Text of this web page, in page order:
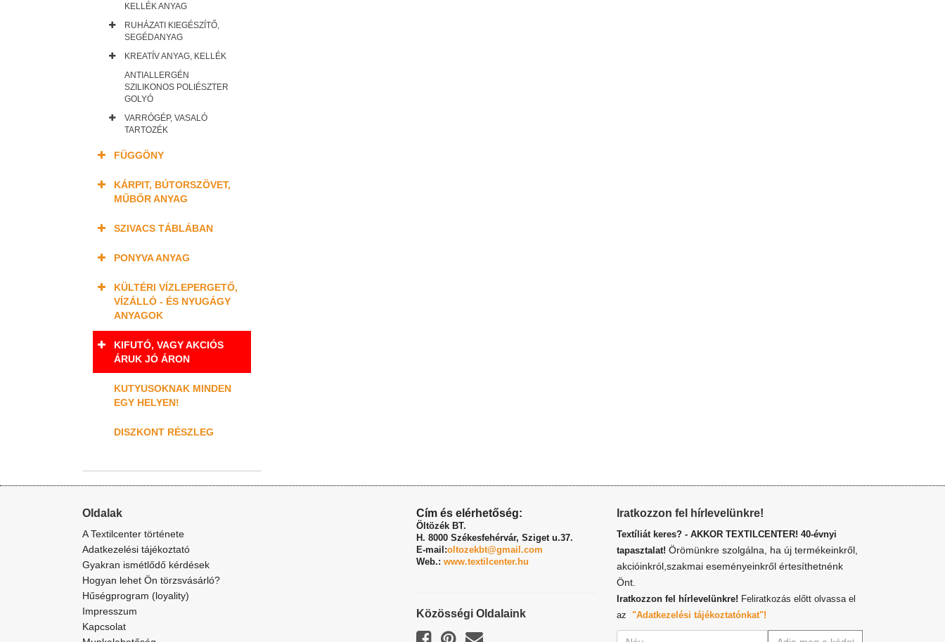
KELLÉK ANYAG
RUHÁZATI KIEGÉSZÍTŐ,
SEGÉDANYAG
KREATÍV ANYAG, KELLÉK
ANTIALLERGÉN
SZILIKONOS POLIÉSZTER
GOLYÓ
VARRÓGÉP, VASALÓ
TARTOZÉK
FÜGGÖNY
KÁRPIT, BÚTORSZÖVET,
MŰBŐR ANYAG
SZIVACS TÁBLÁBAN
PONYVA ANYAG
KÜLTÉRI VÍZLEPERGETŐ,
VÍZÁLLÓ - ÉS NYUGÁGY
ANYAGOK
KIFUTÓ, VAGY AKCIÓS
ÁRUK JÓ ÁRON
KUTYUSOKNAK MINDEN
EGY HELYEN!
DISZKONT RÉSZLEG
Oldalak
A Textilcenter története
Adatkezelési tájékoztató
Gyakran ismétlődő kérdések
Hogyan lehet Ön törzsvásárló?
Hűségprogram (loyality)
Impresszum
Kapcsolat
Cím és elérhetőség:
Öltözék BT.
H. 8000 Székesfehérvár, Sziget u.37.
E-mail:oltozekbt@gmail.com
Web.: www.textilcenter.hu
Közösségi Oldalaink
Iratkozzon fel hírlevelünkre!
Textíliát keres? - AKKOR TEXTILCENTER! 40-évnyi
tapasztalat! Örömünkre szolgálna, ha új termékeinkről,
akcióinkról,szakmai eseményeinkről értesíthetnénk
Önt.
Iratkozzon fel hírlevelünkre! Feliratkozás előtt olvassa el
az "Adatkezelési tájékoztatónkat"!